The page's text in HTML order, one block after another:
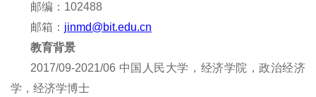
邮编：102488
邮箱： jinmd@bit.edu.cn
教育背景
2017/09-2021/06 中国人民大学 ， 经济学院，政治经济
学 ， 经济学博士